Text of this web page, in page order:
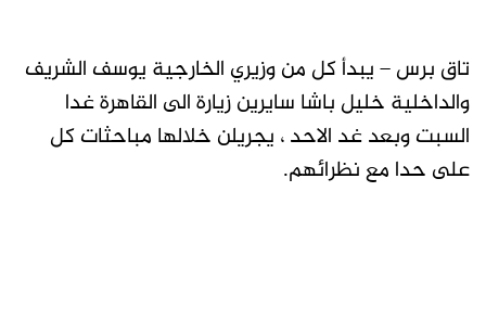
تاق برس – يبدأ كل من وزيري الخارجية يوسف الشريف
والداخلية خليل باشا سايرين زيارة الى القاهرة غدا
السبت وبعد غد الاحد ، يجريلن خلالها مباحثات كل
على حدا مع نظرائهم.